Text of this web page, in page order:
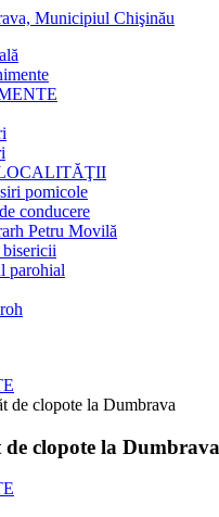
pomicole
conducere
Petru Movilă
parohial
de clopote la Dumbrava
clopote la Dumbrava